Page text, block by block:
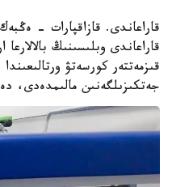
قاراعاندى. قازاقپارات -
قاراعاندى وبلىسىنىڭ بالالارعا
قىزمەتتەر كورسەتۋ
جەتكىزىلگەنىن مالىمدەدى،